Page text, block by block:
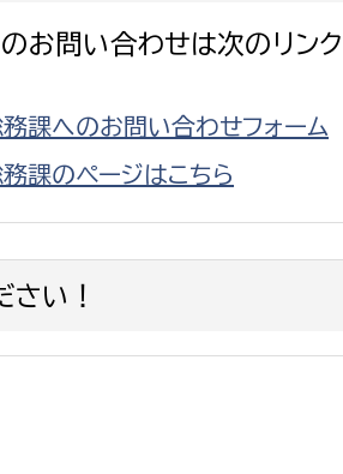
病院管理局：医事課
お問い合わせは次のリンク
務課へのお問い合わせフォーム
務課のページはこちら
さい！